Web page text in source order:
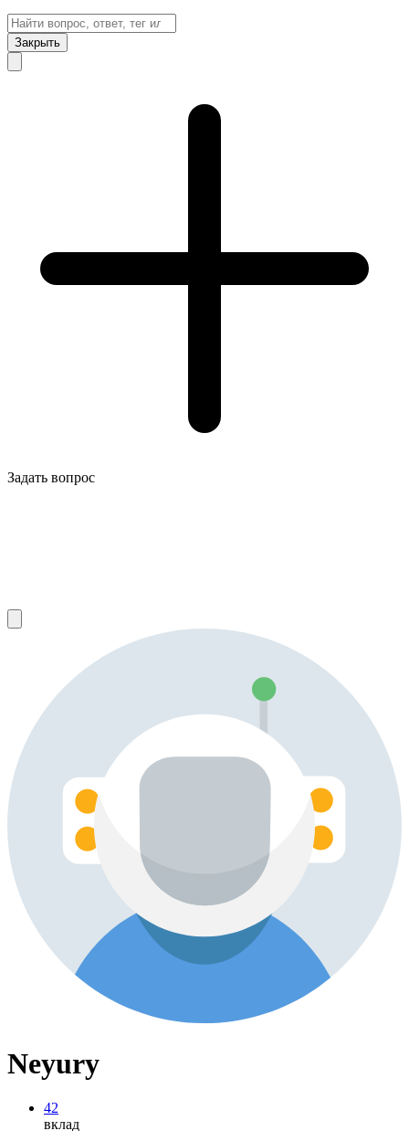
Закрыть
Задать вопрос
Neyury
42
вклад